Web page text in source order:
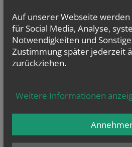
Erntedank mit anschließendem
Auf unserer Webseite
für Social Media, Analyse,
Notwendigkeiten und
Zustimmung später jederzeit
zurückziehen.
Weitere Informationen